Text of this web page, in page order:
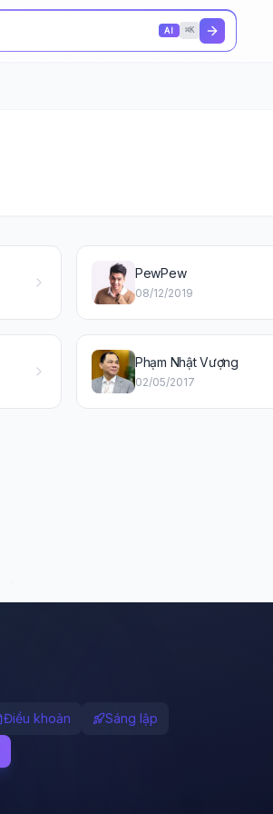
AI ⌘K
PewPew
08/12/2019
Phạm Nhật Vượng
02/05/2017
Điều khoản Sáng lập